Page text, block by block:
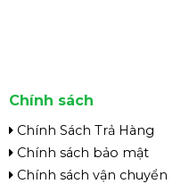
Chính sách
Chính Sách Trả Hàng
Chính sách bảo mật
Chính sách vận chuyển